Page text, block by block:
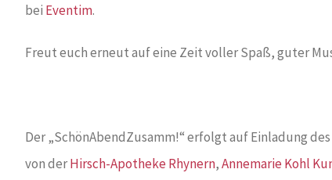
bei Eventim.
Freut euch erneut auf eine Zeit voller Spaß, guter
Der „SchönAbendZusamm!“ erfolgt auf Einladung
von derHirsch-Apotheke Rhynern,Annemarie Kohl